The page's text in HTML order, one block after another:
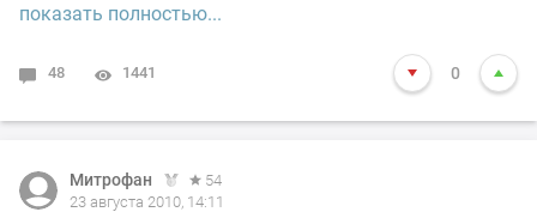
показать полностью...
48 1441 0
Митрофан
54
23 августа 2010, 14:11